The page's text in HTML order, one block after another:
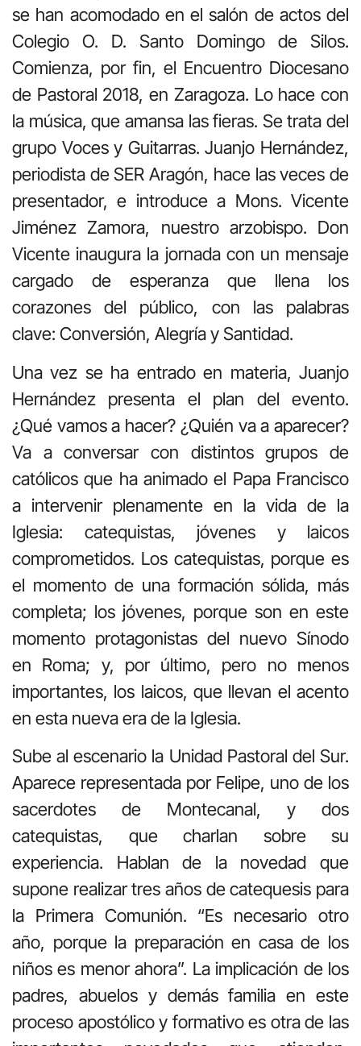
se han acomodado en el salón de actos del
Colegio O. D. Santo Domingo de Silos.
Comienza, por fin, el Encuentro Diocesano
de Pastoral 2018, en Zaragoza. Lo hace con
la música, que amansa las fieras. Se trata del
grupo Voces y Guitarras. Juanjo Hernández,
periodista de SER Aragón, hace las veces de
presentador, e introduce a Mons. Vicente
Jiménez Zamora, nuestro arzobispo. Don
Vicente inaugura la jornada con un mensaje
cargado de esperanza que llena los
corazones del público, con las palabras
clave: Conversión, Alegría y Santidad.
Una vez se ha entrado en materia, Juanjo
Hernández presenta el plan del evento.
¿Qué vamos a hacer? ¿Quién va a aparecer?
Va a conversar con distintos grupos de
católicos que ha animado el Papa Francisco
a intervenir plenamente en la vida de la
Iglesia: catequistas, jóvenes y laicos
comprometidos. Los catequistas, porque es
el momento de una formación sólida, más
completa; los jóvenes, porque son en este
momento protagonistas del nuevo Sínodo
en Roma; y, por último, pero no menos
importantes, los laicos, que llevan el acento
en esta nueva era de la Iglesia.
Sube al escenario la Unidad Pastoral del Sur.
Aparece representada por Felipe, uno de los
sacerdotes de Montecanal, y dos
catequistas, que charlan sobre su
experiencia. Hablan de la novedad que
supone realizar tres años de catequesis para
la Primera Comunión. “Es necesario otro
año, porque la preparación en casa de los
niños es menor ahora”. La implicación de los
padres, abuelos y demás familia en este
proceso apostólico y formativo es otra de las